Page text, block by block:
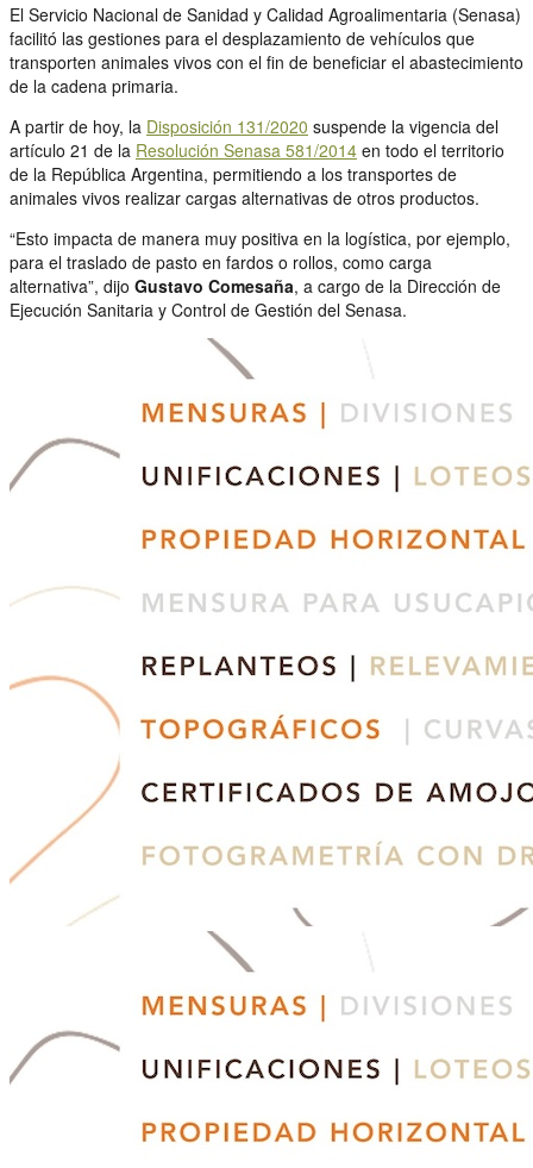
El Servicio Nacional de Sanidad y Calidad Agroalimentaria (Senasa)
facilitó las gestiones para el desplazamiento de vehículos que
transporten animales vivos con el fin de beneficiar el abastecimiento
de la cadena primaria.
A partir de hoy, la Disposición 131/2020 suspende la vigencia del
artículo 21 de la Resolución Senasa 581/2014 en todo el territorio
de la República Argentina, permitiendo a los transportes de
animales vivos realizar cargas alternativas de otros productos.
“Esto impacta de manera muy positiva en la logística, por ejemplo,
para el traslado de pasto en fardos o rollos, como carga
alternativa”, dijo Gustavo Comesaña, a cargo de la Dirección de
Ejecución Sanitaria y Control de Gestión del Senasa.